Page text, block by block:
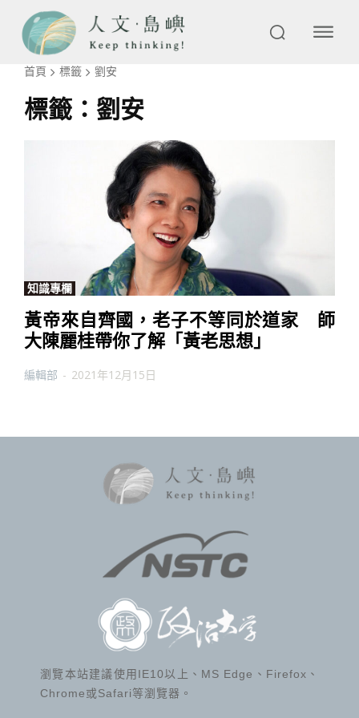
首頁 標籤 劉安
標籤： 劉安
知識專欄
黃帝來自齊國，老子不等同於道家 師
大陳麗桂帶你了解「黃老思想」
編輯部 - 2021年12月15日
瀏覽本站建議使用IE10以上、MS Edge、Firefox、
Chrome或Safari等瀏覽器。